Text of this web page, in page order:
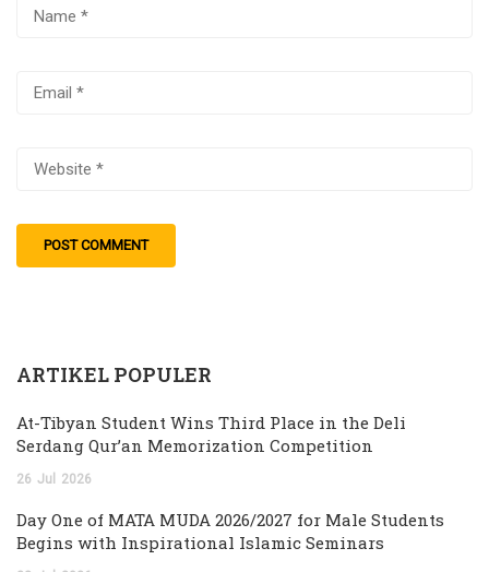
ARTIKEL POPULER
At-Tibyan Student Wins Third Place in the Deli
Serdang Qur’an Memorization Competition
26 Jul 2026
Day One of MATA MUDA 2026/2027 for Male Students
Begins with Inspirational Islamic Seminars